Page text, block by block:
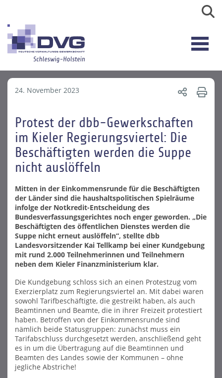
24. November 2023
Protest der dbb-Gewerkschaften
im Kieler Regierungsviertel: Die
Beschäftigten werden die Suppe
nicht auslöffeln
Mitten in der Einkommensrunde für die Beschäftigten
der Länder sind die haushaltspolitischen Spielräume
infolge der Notkredit-Entscheidung des
Bundesverfassungsgerichtes noch enger geworden. „Die
Beschäftigten des öffentlichen Dienstes werden die
Suppe nicht erneut auslöffeln“, stellte dbb
Landesvorsitzender Kai Tellkamp bei einer Kundgebung
mit rund 2.000 Teilnehmerinnen und Teilnehmern
neben dem Kieler Finanzministerium klar.
Die Kundgebung schloss sich an einen Protestzug vom
Exerzierplatz zum Regierungsviertel an. Mit dabei waren
sowohl Tarifbeschäftigte, die gestreikt haben, als auch
Beamtinnen und Beamte, die in ihrer Freizeit protestiert
haben. Betroffen von der Einkommensrunde sind
nämlich beide Statusgruppen: zunächst muss ein
Tarifabschluss durchgesetzt werden, anschließend geht
es in um die Übertragung auf die Beamtinnen und
Beamten des Landes sowie der Kommunen – ohne
jegliche Abstriche!